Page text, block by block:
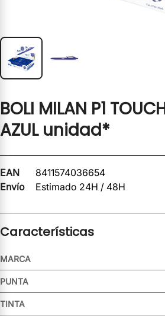
BOLI MILAN P1
AZUL unidad*
EAN
8411574036654
Envío
Estimado 24H / 48H
Características
MARCA
PUNTA
TINTA